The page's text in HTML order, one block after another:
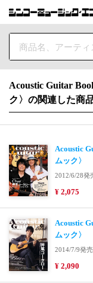
Acoustic Guitar
ク〉の関連した商
Acoustic
ムック〉
2012/6/28発
¥ 2,075
Acoustic
ムック〉
2014/7/9発売
¥ 2,090